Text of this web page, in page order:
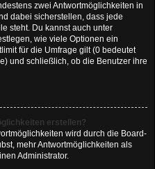
zwei Antwortmöglichkeiten in
dabei sicherstellen, dass jede
steht. Du kannst auch unter
wie viele Optionen ein
für die Umfrage gilt (0 bedeutet
und schließlich, ob die Benutzer ihre
erstellen?
wird durch die Board-
mehr Antwortmöglichkeiten als
Administrator.